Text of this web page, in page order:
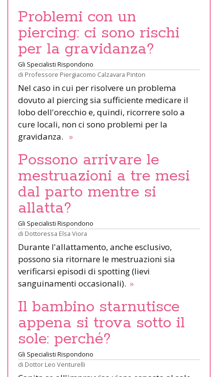
Problemi con un
piercing: ci sono rischi
per la gravidanza?
Gli Specialisti Rispondono
di Professore Piergiacomo Calzavara Pinton
Nel caso in cui per risolvere un problema
dovuto al piercing sia sufficiente medicare il
lobo dell'orecchio e, quindi, ricorrere solo a
cure locali, non ci sono problemi per la
gravidanza. »
Possono arrivare le
mestruazioni a tre mesi
dal parto mentre si
allatta?
Gli Specialisti Rispondono
di Dottoressa Elsa Viora
Durante l'allattamento, anche esclusivo,
possono sia ritornare le mestruazioni sia
verificarsi episodi di spotting (lievi
sanguinamenti occasionali). »
Il bambino starnutisce
appena si trova sotto il
sole: perché?
Gli Specialisti Rispondono
di Dottor Leo Venturelli